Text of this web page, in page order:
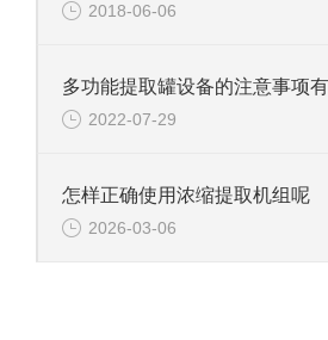
2018-06-06
2022-07-29
怎样正确使用浓缩提取机组呢
2026-03-06